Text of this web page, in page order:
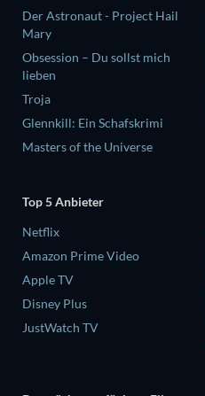
Der Astronaut - Project Hail
Mary
Obsession – Du sollst mich
lieben
Troja
Glennkill: Ein Schafskrimi
Masters of the Universe
Top 5 Anbieter
Netflix
Amazon Prime Video
Apple TV
Disney Plus
JustWatch TV